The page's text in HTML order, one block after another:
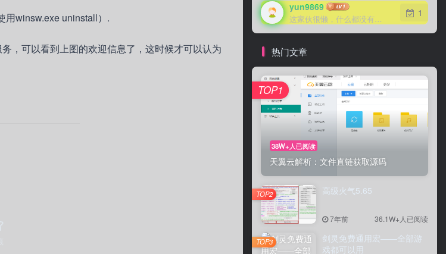
用winsw.exe uninstall）.
，可以看到上图的欢迎信息了，这时候才可以认为
yun9869
这家伙很懒，什么都没有写...
1
热门文章
38W+人已阅读
天翼云解析：文件直链获取源码
TOP1
高级火气5.65
7年前 36.1W+人已阅读
TOP2
剑灵免费通用宏——全部游
戏都可以用
TOP3